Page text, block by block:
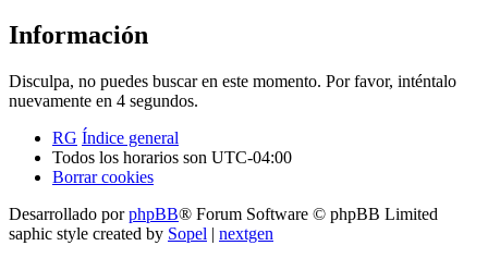
Información
Disculpa, no puedes buscar en este momento. Por favor, inténtalo
nuevamente en 4 segundos.
RG Índice general
Todos los horarios son UTC-04:00
Borrar cookies
Desarrollado porphpBB® Forum Software © phpBB Limited
saphic style created by Sopel | nextgen